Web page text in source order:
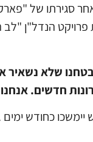
סגירתו של
הנדל"ן "לב
שלא
חדשים.
כחודש ימים